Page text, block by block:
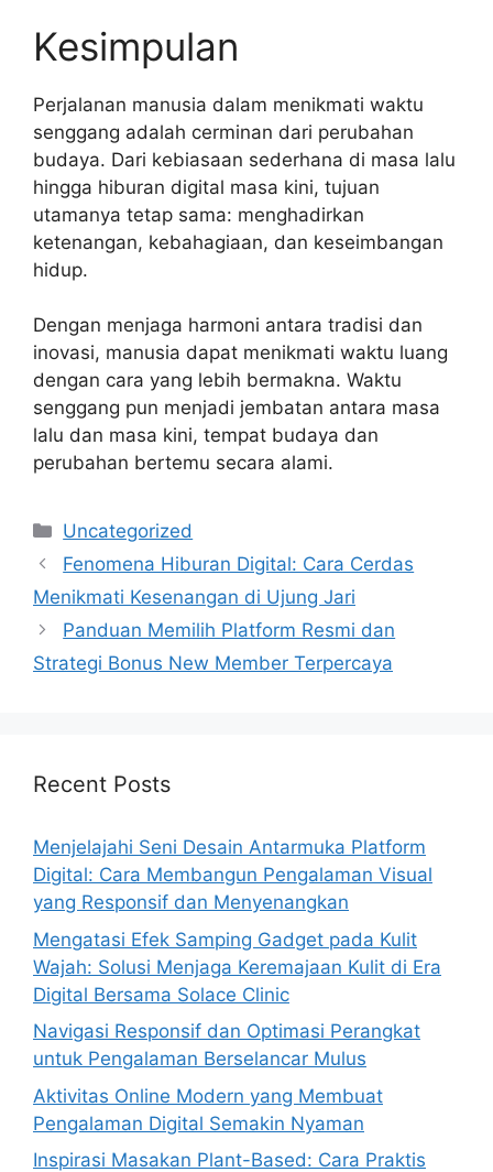
Kesimpulan
Perjalanan manusia dalam menikmati waktu
senggang adalah cerminan dari perubahan
budaya. Dari kebiasaan sederhana di masa lalu
hingga hiburan digital masa kini, tujuan
utamanya tetap sama: menghadirkan
ketenangan, kebahagiaan, dan keseimbangan
hidup.
Dengan menjaga harmoni antara tradisi dan
inovasi, manusia dapat menikmati waktu luang
dengan cara yang lebih bermakna. Waktu
senggang pun menjadi jembatan antara masa
lalu dan masa kini, tempat budaya dan
perubahan bertemu secara alami.
Categories
Uncategorized
Fenomena Hiburan Digital: Cara Cerdas
Menikmati Kesenangan di Ujung Jari
Panduan Memilih Platform Resmi dan
Strategi Bonus New Member Terpercaya
Recent Posts
Menjelajahi Seni Desain Antarmuka Platform
Digital: Cara Membangun Pengalaman Visual
yang Responsif dan Menyenangkan
Mengatasi Efek Samping Gadget pada Kulit
Wajah: Solusi Menjaga Keremajaan Kulit di Era
Digital Bersama Solace Clinic
Navigasi Responsif dan Optimasi Perangkat
untuk Pengalaman Berselancar Mulus
Aktivitas Online Modern yang Membuat
Pengalaman Digital Semakin Nyaman
Inspirasi Masakan Plant-Based: Cara Praktis